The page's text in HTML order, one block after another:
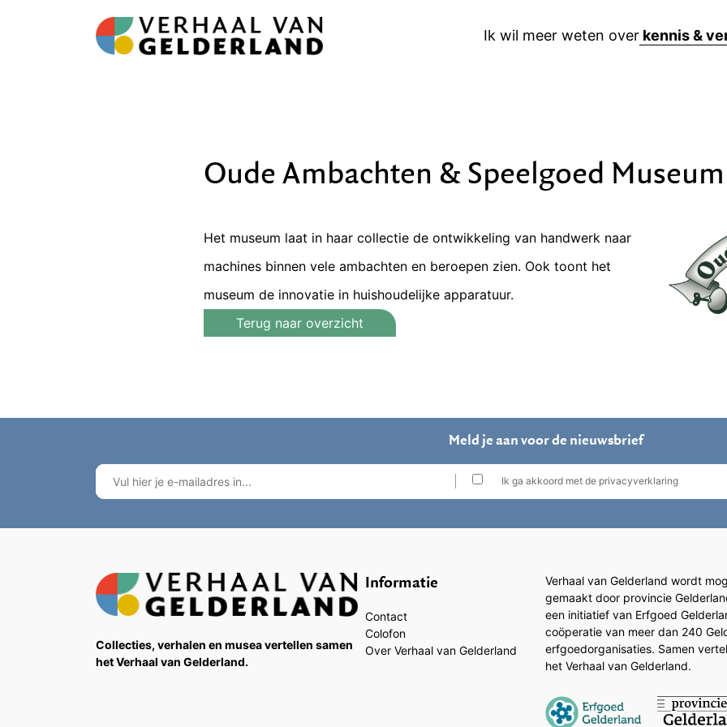
Ik wil meer weten over
Oude Ambachten & Speelgoed Museum
Het museum laat in haar collectie de ontwikkeling van handwerk naar
machines binnen vele ambachten en beroepen zien. Ook toont het
museum de innovatie in huishoudelijke apparatuur.
Terug naar overzicht
Meld je aan voor de nieuwsbrief
Ik ga akkoord met de privacyverklaring
Collecties, verhalen en musea vertellen samen
het Verhaal van Gelderland.
Informatie
Contact
Colofon
Over Verhaal van Gelderland
Verhaal van Gelderland wordt
gemaakt door provincie
een initiatief van Erfgoed
coöperatie van meer dan 240
erfgoedorganisaties. Samen
het Verhaal van Gelderland.